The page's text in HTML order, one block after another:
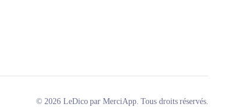
© 2026 LeDico par MerciApp. Tous droits réservés.